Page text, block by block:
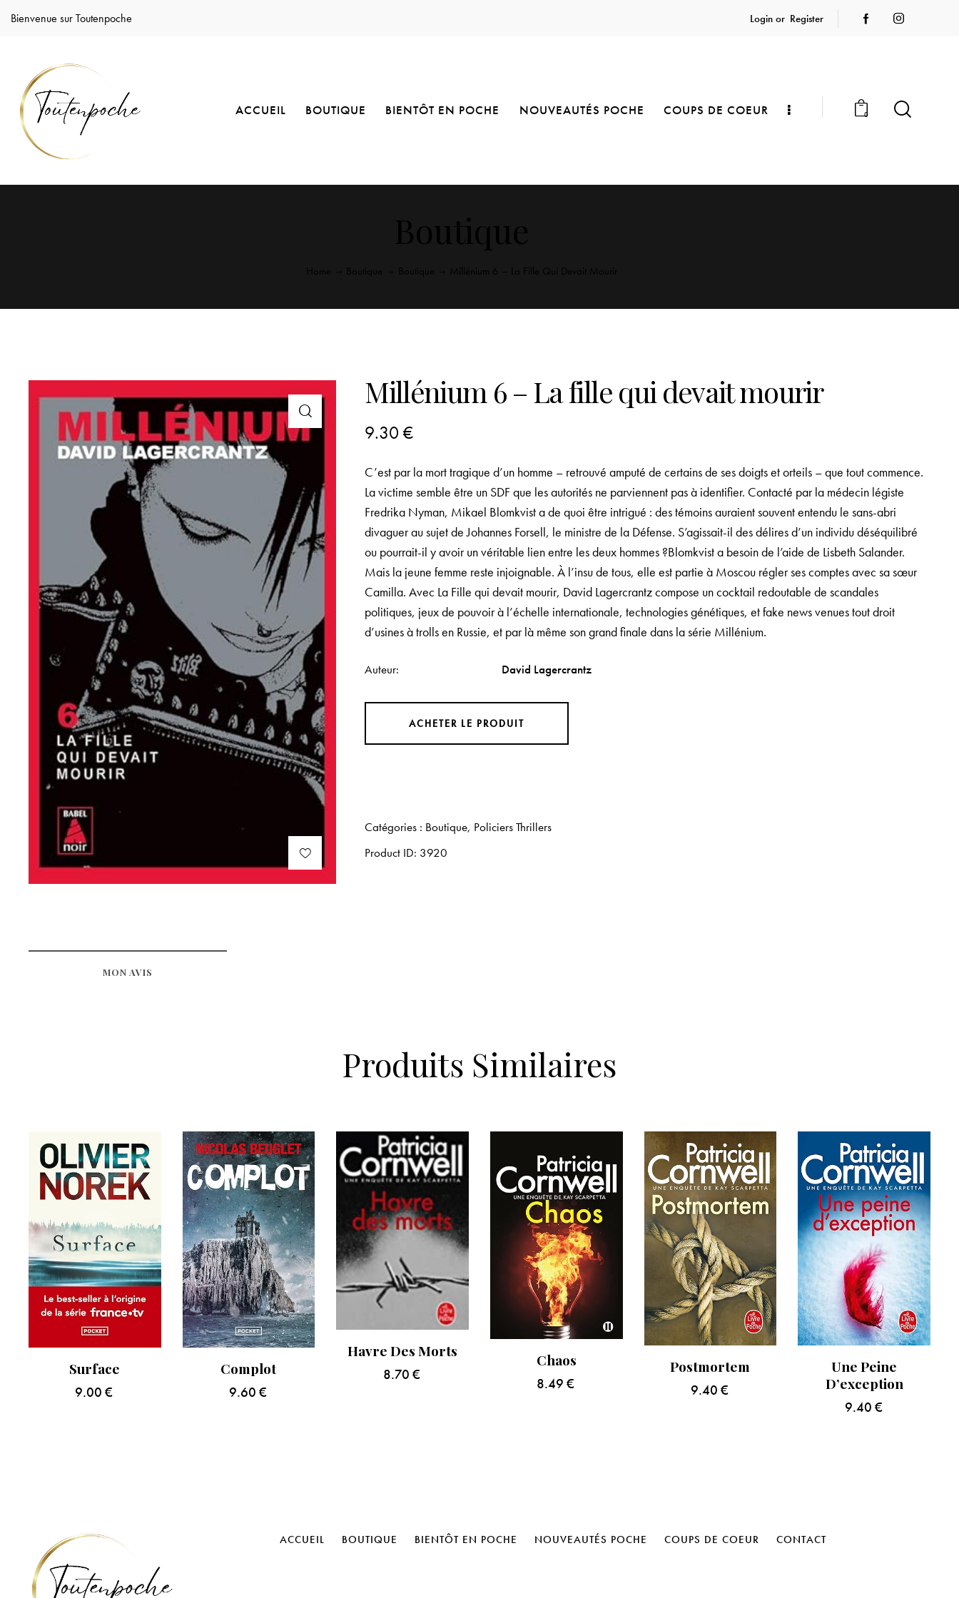
Bienvenue sur Toutenpoche Login or Register
ACCUEIL BOUTIQUE BIENTÔT EN POCHE NOUVEAUTÉS POCHE COUPS DE COEUR 0
Millénium 6 – La fille qui devait mourir
9.30€
C’est par la mort tragique d’un homme – retrouvé amputé de certains de ses doigts et orteils – que tout commence.
La victime semble être un SDF que les autorités ne parviennent pas à identifier. Contacté par la médecin légiste
Fredrika Nyman, Mikael Blomkvist a de quoi être intrigué : des témoins auraient souvent entendu le sans-abri
divaguer au sujet de Johannes Forsell, le ministre de la Défense. S’agissait-il des délires d’un individu déséquilibré
ou pourrait-il y avoir un véritable lien entre les deux hommes ?Blomkvist a besoin de l’aide de Lisbeth Salander.
Mais la jeune femme reste injoignable. À l’insu de tous, elle est partie à Moscou régler ses comptes avec sa sœur
Camilla. Avec La Fille qui devait mourir, David Lagercrantz compose un cocktail redoutable de scandales
politiques, jeux de pouvoir à l’échelle internationale, technologies génétiques, et fake news venues tout droit
d’usines à trolls en Russie, et par là même son grand finale dans la série Millénium.
Auteur David Lagercrantz
ACHETER LE PRODUIT
Catégories : Boutique, Policiers Thrillers
Product ID: 3920
MON AVIS
Produits Similaires
Surface
9.00€
Complot
9.60 €
Havre Des Morts
8.70€
Chaos
8.49€
Postmortem
9.40 €
Une Peine
D’exception
9.40 €
ACCUEIL BOUTIQUE BIENTÔT EN POCHE NOUVEAUTÉS POCHE COUPS DE COEUR CONTACT